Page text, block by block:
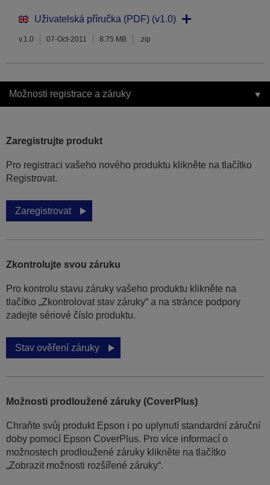
Uživatelská příručka (PDF) (v1.0)
v.1.0 07-Oct-2011 8.75 MB .zip
Možnosti registrace a záruky
Zaregistrujte produkt
Pro registraci vašeho nového produktu klikněte na tlačítko
Registrovat.
Zaregistrovat
Zkontrolujte svou záruku
Pro kontrolu stavu záruky vašeho produktu klikněte na
tlačítko „Zkontrolovat stav záruky“ a na stránce podpory
zadejte sériové číslo produktu.
Stav ověření záruky
Možnosti prodloužené záruky (CoverPlus)
Chraňte svůj produkt Epson i po uplynutí standardní záruční
doby pomocí Epson CoverPlus. Pro více informací o
možnostech prodloužené záruky klikněte na tlačítko
„Zobrazit možnosti rozšířené záruky“.